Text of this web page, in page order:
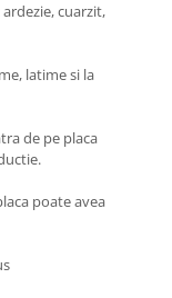
cuarzit,
latime si la
de pe placa
poate avea